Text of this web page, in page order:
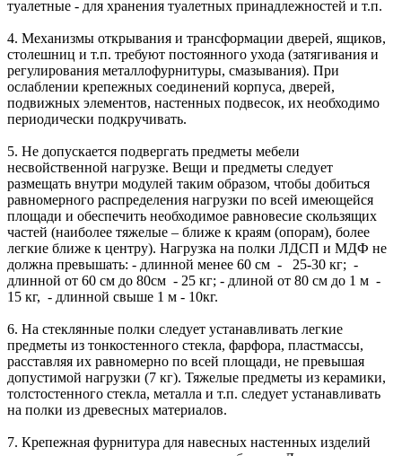
туалетные - для хранения туалетных принадлежностей и т.п.
4. Механизмы открывания и трансформации дверей, ящиков,
столешниц и т.п. требуют постоянного ухода (затягивания и
регулирования металлофурнитуры, смазывания). При
ослаблении крепежных соединений корпуса, дверей,
подвижных элементов, настенных подвесок, их необходимо
периодически подкручивать.
5. Не допускается подвергать предметы мебели
несвойственной нагрузке. Вещи и предметы следует
размещать внутри модулей таким образом, чтобы добиться
равномерного распределения нагрузки по всей имеющейся
площади и обеспечить необходимое равновесие скользящих
частей (наиболее тяжелые – ближе к краям (опорам), более
легкие ближе к центру). Нагрузка на полки ЛДСП и МДФ не
должна превышать: - длинной менее 60 см - 25-30 кг; -
длинной от 60 см до 80см - 25 кг; - длиной от 80 см до 1 м -
15 кг, - длинной свыше 1 м - 10кг.
6. На стеклянные полки следует устанавливать легкие
предметы из тонкостенного стекла, фарфора, пластмассы,
расставляя их равномерно по всей площади, не превышая
допустимой нагрузки (7 кг). Тяжелые предметы из керамики,
толстостенного стекла, металла и т.п. следует устанавливать
на полки из древесных материалов.
7. Крепежная фурнитура для навесных настенных изделий